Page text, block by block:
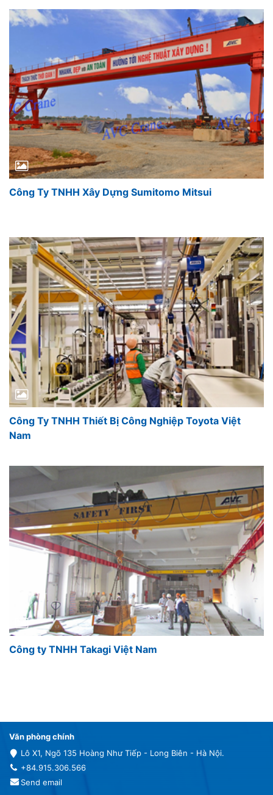
Công Ty TNHH Xây Dựng Sumitomo Mitsui
Công Ty TNHH Thiết Bị Công Nghiệp Toyota Việt
Nam
Công ty TNHH Takagi Việt Nam
Văn phòng chính
Lô X1, Ngõ 135 Hoàng Như Tiếp - Long Biên - Hà Nội.
+84.915.306.566
Send email